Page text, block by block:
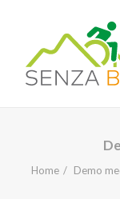
IL PROGETTO
Home Demo